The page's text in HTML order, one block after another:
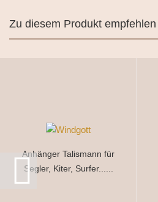
Zu diesem Produkt
Anhänger Talismann für
Segler, Kiter, Surfer......